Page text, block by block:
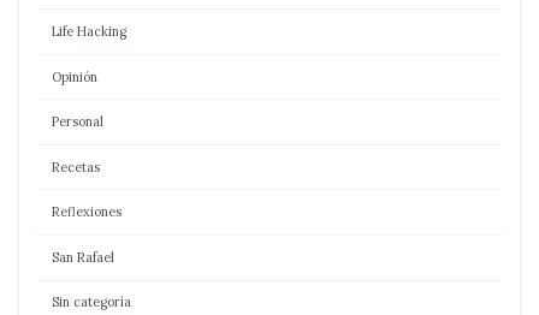
Life Hacking
Opinión
Personal
Recetas
Reflexiones
San Rafael
Sin categoría